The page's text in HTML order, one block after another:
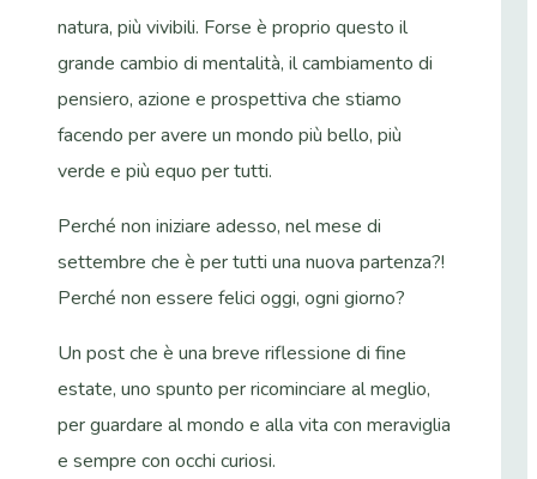
natura, più vivibili. Forse è proprio questo il
grande cambio di mentalità, il cambiamento di
pensiero, azione e prospettiva che stiamo
facendo per avere un mondo più bello, più
verde e più equo per tutti.
Perché non iniziare adesso, nel mese di
settembre che è per tutti una nuova partenza?!
Perché non essere felici oggi, ogni giorno?
Un post che è una breve riflessione di fine
estate, uno spunto per ricominciare al meglio,
per guardare al mondo e alla vita con meraviglia
e sempre con occhi curiosi.